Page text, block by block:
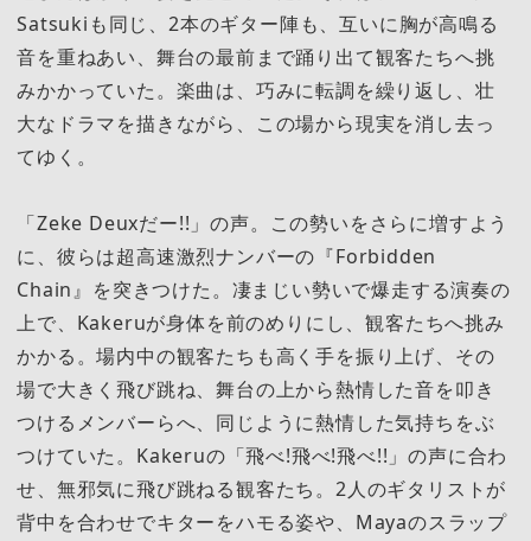
Satsukiも同じ、2本のギター陣も、互いに胸が高鳴る
音を重ねあい、舞台の最前まで踊り出て観客たちへ挑
みかかっていた。楽曲は、巧みに転調を繰り返し、壮
大なドラマを描きながら、この場から現実を消し去っ
てゆく。
「Zeke Deuxだー!!」の声。この勢いをさらに増すよう
に、彼らは超高速激烈ナンバーの『Forbidden
Chain』を突きつけた。凄まじい勢いで爆走する演奏の
上で、Kakeruが身体を前のめりにし、観客たちへ挑み
かかる。場内中の観客たちも高く手を振り上げ、その
場で大きく飛び跳ね、舞台の上から熱情した音を叩き
つけるメンバーらへ、同じように熱情した気持ちをぶ
つけていた。Kakeruの「飛べ!飛べ!飛べ!!」の声に合わ
せ、無邪気に飛び跳ねる観客たち。2人のギタリストが
背中を合わせでキターをハモる姿や、Mayaのスラップ